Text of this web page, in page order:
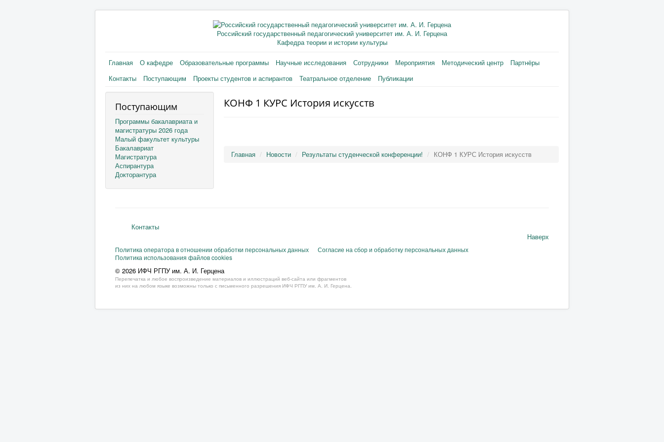
Российский государственный педагогический университет им. А. И. Герцена
Кафедра теории и истории культуры
Главная О кафедре Образовательные программы Научные исследования Сотрудники Мероприятия Методический центр
Партнёры
Контакты
Поступающим Проекты студентов и аспирантов Театральное отделение Публикации
Поступающим
Программы бакалавриата и
магистратуры 2026 года
Малый факультет культуры
Бакалавриат
Магистратура
Аспирантура
Докторантура
КОНФ 1 КУРС История искусств
Главная Новости Результаты студенческой конференции! КОНФ 1 КУРС История искусств
Контакты
Наверх
Политика оператора в отношении обработки персональных данных
Согласие на сбор и обработку персональных данных
Политика использования файлов cookies
© 2026 ИФЧ РГПУ им. А. И. Герцена
Перепечатка и любое воспроизведение материалов и иллюстраций веб-сайта или фрагментов
из них на любом языке возможны только с письменного разрешения ИФЧ РГПУ им. А. И. Герцена.